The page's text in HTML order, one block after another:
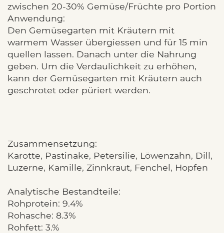
zwischen 20-30% Gemüse/Früchte pro Portion
Anwendung:
Den Gemüsegarten mit Kräutern mit
warmem Wasser übergiessen und für 15 min
quellen lassen. Danach unter die Nahrung
geben. Um die Verdaulichkeit zu erhöhen,
kann der Gemüsegarten mit Kräutern auch
geschrotet oder püriert werden.
Zusammensetzung:
Karotte, Pastinake, Petersilie, Löwenzahn, Dill,
Luzerne, Kamille, Zinnkraut, Fenchel, Hopfen
Analytische Bestandteile:
Rohprotein: 9.4%
Rohasche: 8.3%
Rohfett: 3.%